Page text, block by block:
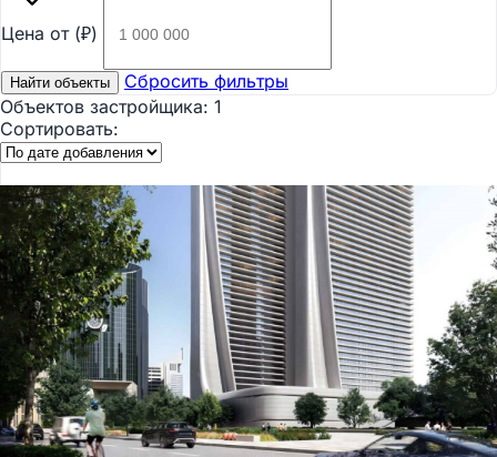
Цена от (₽)
Найти объекты
Сбросить фильтры
Объектов застройщика: 1
Сортировать: